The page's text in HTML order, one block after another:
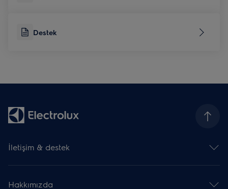
Destek
İletişim & destek
Kullanma kılavuzu indir
Hakkımızda